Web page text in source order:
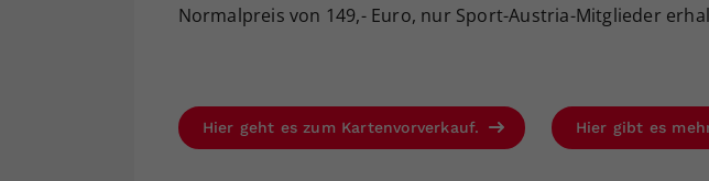
Normalpreis von 149,- Euro, nur Sport-Austria-Mitglieder
Hier geht es zum Kartenvorverkauf. Hier gibt es